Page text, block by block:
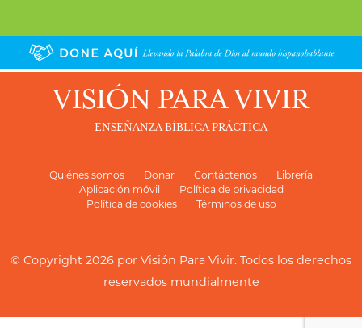
VISIÓN PARA VIVIR
ENSEÑANZA BÍBLICA PRÁCTICA
Quiénes somos Donar Contáctenos
Librería
Aplicación móvil
Política de privacidad
Política de cookies
Términos de uso
© Copyright 2026 por Visión Para Vivir. Todos los derechos
reservados mundialmente